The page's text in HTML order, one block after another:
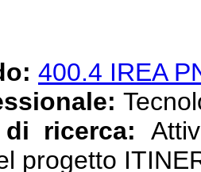
400.4 IREA
di ricerca:
progetto